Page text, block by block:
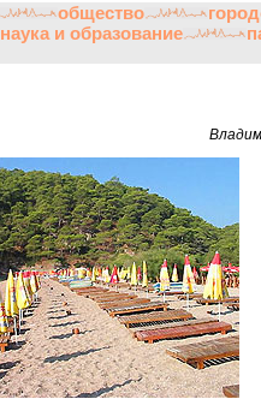
общество
наука и образование